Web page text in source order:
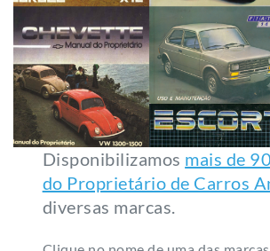
Disponibilizamos mais de
do Proprietário de Carros
diversas marcas.